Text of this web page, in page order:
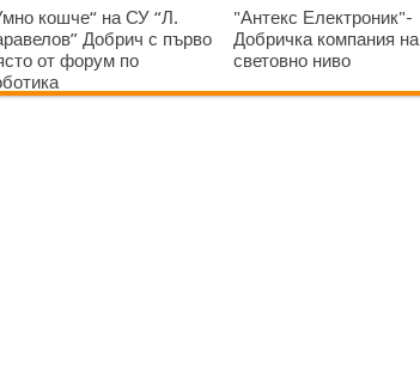
кошче“ на СУ “Л.
Добрич с първо
от форум по
"Антекс Електроник"-
Добричка компания на
световно ниво